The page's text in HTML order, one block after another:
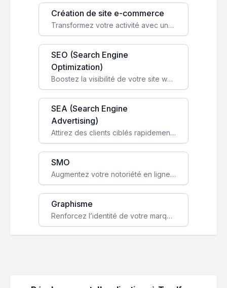
Création de site e-commerce
Transformez votre activité avec une boutique en ligne, accessible à l'échelle mondiale 24/7.
SEO (Search Engine
Optimization)
Boostez la visibilité de votre site web sur Google et attirez du trafic qualifié grâce à nos stratégies SEO.
SEA (Search Engine
Advertising)
Attirez des clients ciblés rapidement avec des campagnes publicitaires payantes optimisées pour vos objectifs.
SMO
Augmentez votre notoriété en ligne et stimulez la croissance de votre entreprise grâce à une stratégie sociale sur mesure.
Graphisme
Renforcez l’identité de votre marque avec un design unique qui capte l’attention et engage vos clients.